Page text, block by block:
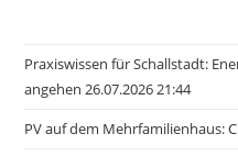
Praxiswissen für Schallstadt:
angehen 26.07.2026 21:44
PV auf dem Mehrfamilienhaus: